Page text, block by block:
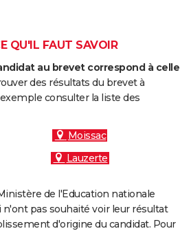
QU'IL FAUT SAVOIR
au brevet correspond à celle
des résultats du brevet à
consulter la liste des
Moissac
Lauzerte
de l'Education nationale
pas souhaité voir leur résultat
d'origine du candidat. Pour